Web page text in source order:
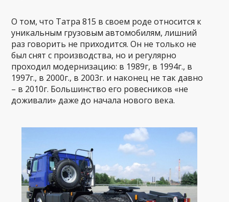
О том, что Татра 815 в своем роде относится к
уникальным грузовым автомобилям, лишний
раз говорить не приходится. Он не только не
был снят с производства, но и регулярно
проходил модернизацию: в 1989г, в 1994г., в
1997г., в 2000г., в 2003г. и наконец не так давно
– в 2010г. Большинство его ровесников «не
доживали» даже до начала нового века.